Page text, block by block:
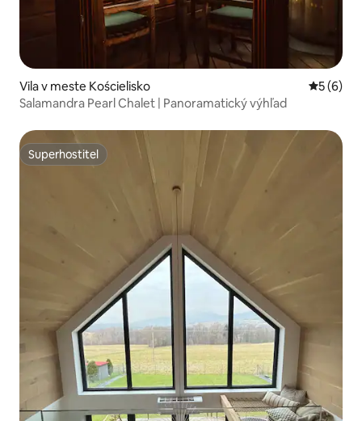
Vila v meste Kościelisko
5 (6)
Salamandra Pearl Chalet | Panoramatický výhľad
Superhostiteľ
Superhostiteľ